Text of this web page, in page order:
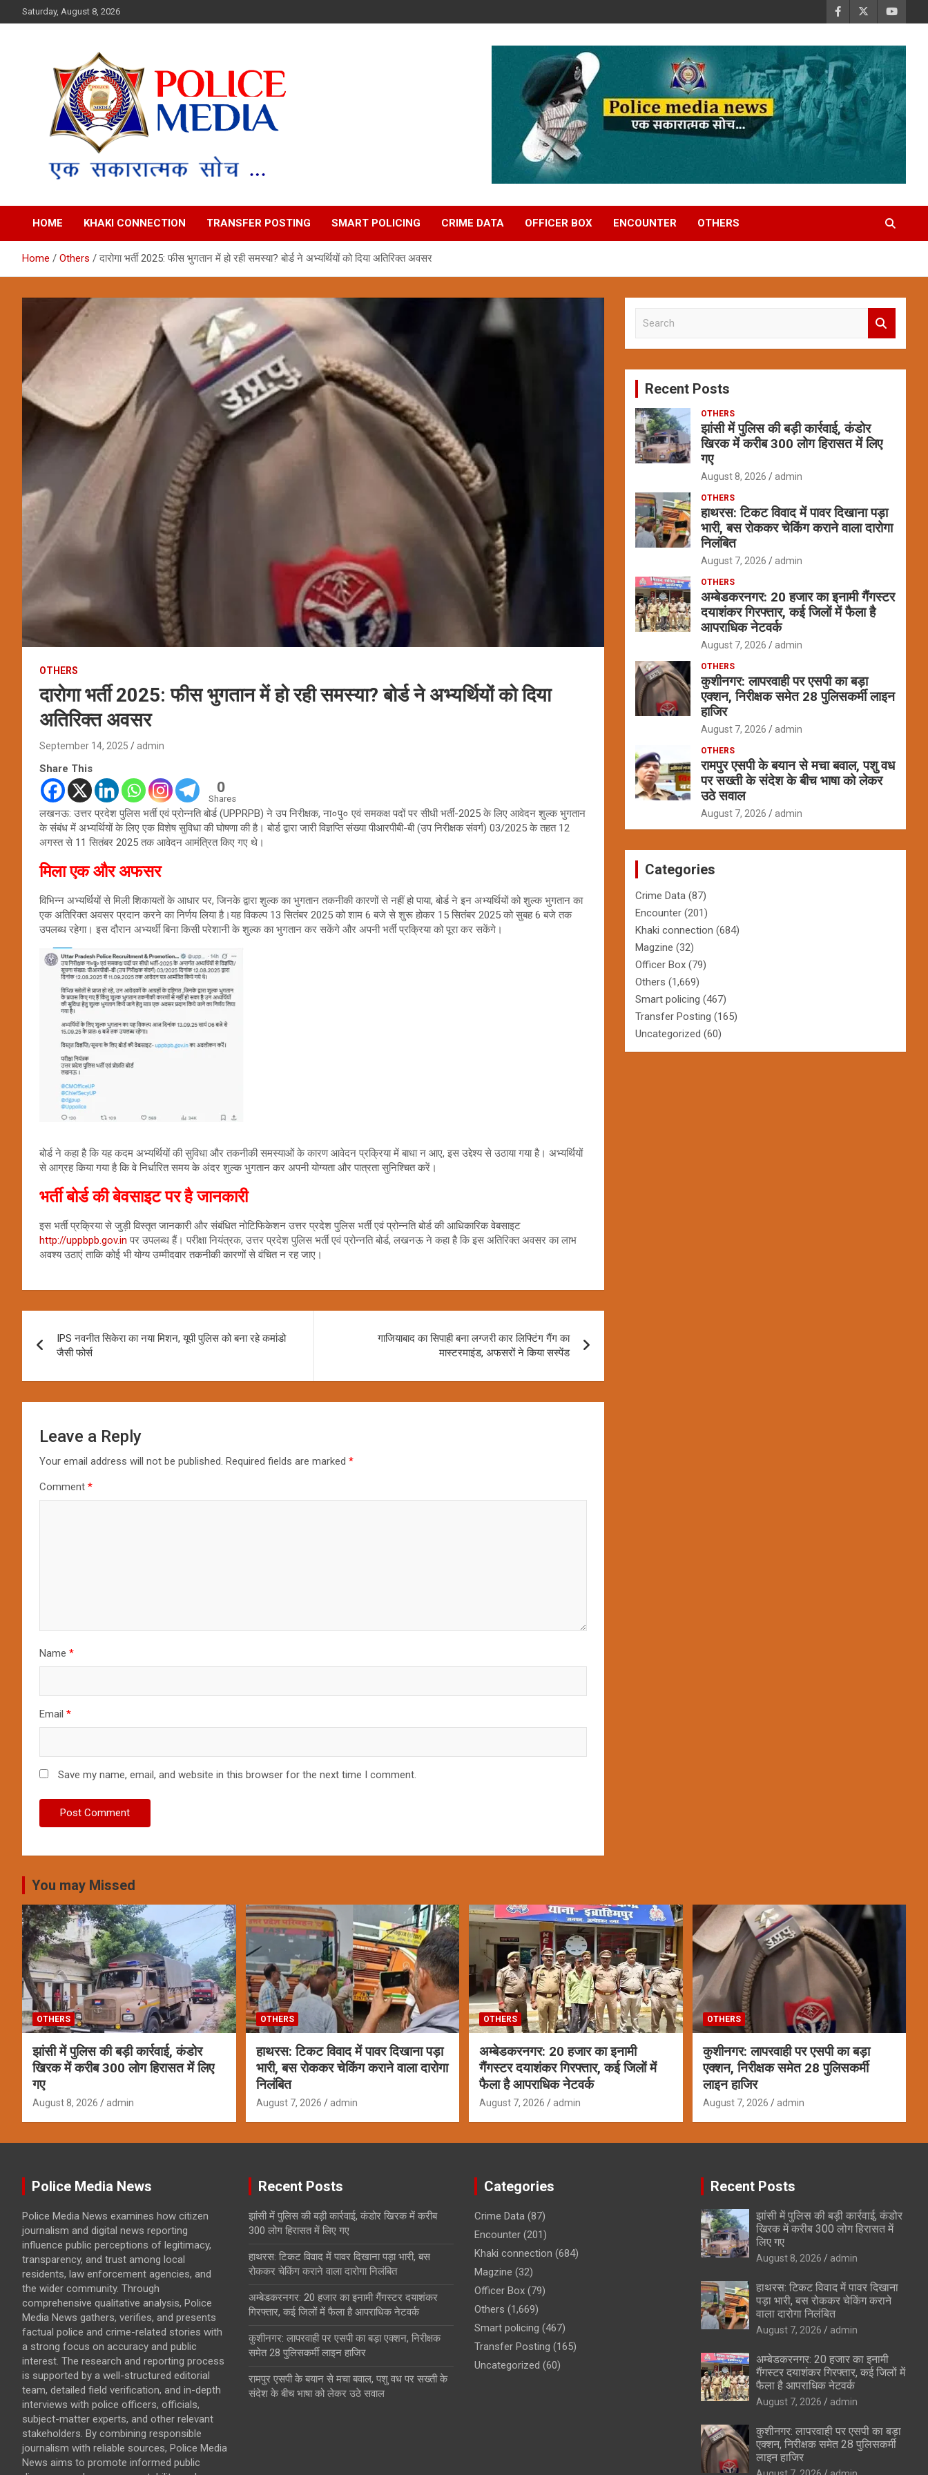
to
Saturday, August 8, 2026
Police Media News
HOME KHAKI CONNECTION TRANSFER POSTING SMART POLICING CRIME DATA OFFICER BOX ENCOUNTER OTHERS
Home Others दारोगा भर्ती 2025: फीस भुगतान में हो रही समस्या? बोर्ड ने अभ्यर्थियों को दिया अतिरिक्त अवसर
OTHERS
दारोगा भर्ती 2025: फीस भुगतान में हो रही समस्या? बोर्ड ने अभ्यर्थियों को दिया
अतिरिक्त अवसर
September 14, 2025 admin
Share This
0
Shares
लखनऊ: उत्तर प्रदेश पुलिस भर्ती एवं प्रोन्नति बोर्ड (UPPRPB) ने उप निरीक्षक, ना०पु० एवं समकक्ष पदों पर सीधी भर्ती-2025 के लिए आवेदन शुल्क भुगतान
के संबंध में अभ्यर्थियों के लिए एक विशेष सुविधा की घोषणा की है। बोर्ड द्वारा जारी विज्ञप्ति संख्या पीआरपीबी-बी (उप निरीक्षक संवर्ग) 03/2025 के तहत 12
अगस्त से 11 सितंबर 2025 तक आवेदन आमंत्रित किए गए थे।
मिला एक और अफसर
विभिन्न अभ्यर्थियों से मिली शिकायतों के आधार पर, जिनके द्वारा शुल्क का भुगतान तकनीकी कारणों से नहीं हो पाया, बोर्ड ने इन अभ्यर्थियों को शुल्क भुगतान का
एक अतिरिक्त अवसर प्रदान करने का निर्णय लिया है।यह विकल्प 13 सितंबर 2025 को शाम 6 बजे से शुरू होकर 15 सितंबर 2025 को सुबह 6 बजे तक
उपलब्ध रहेगा। इस दौरान अभ्यर्थी बिना किसी परेशानी के शुल्क का भुगतान कर सकेंगे और अपनी भर्ती प्रक्रिया को पूरा कर सकेंगे।
बोर्ड ने कहा है कि यह कदम अभ्यर्थियों की सुविधा और तकनीकी समस्याओं के कारण आवेदन प्रक्रिया में बाधा न आए, इस उद्देश्य से उठाया गया है। अभ्यर्थियों
से आग्रह किया गया है कि वे निर्धारित समय के अंदर शुल्क भुगतान कर अपनी योग्यता और पात्रता सुनिश्चित करें।
भर्ती बोर्ड की बेवसाइट पर है जानकारी
इस भर्ती प्रक्रिया से जुड़ी विस्तृत जानकारी और संबंधित नोटिफिकेशन उत्तर प्रदेश पुलिस भर्ती एवं प्रोन्नति बोर्ड की आधिकारिक वेबसाइट
http://uppbpb.gov.in पर उपलब्ध हैं। परीक्षा नियंत्रक, उत्तर प्रदेश पुलिस भर्ती एवं प्रोन्नति बोर्ड, लखनऊ ने कहा है कि इस अतिरिक्त अवसर का लाभ
अवश्य उठाएं ताकि कोई भी योग्य उम्मीदवार तकनीकी कारणों से वंचित न रह जाए।
navigation
IPS नवनीत सिकेरा का नया मिशन, यूपी पुलिस को बना रहे कमांडो
जैसी फोर्स
गाजियाबाद का सिपाही बना लग्जरी कार लिफ्टिंग गैंग का
मास्टरमाइंड, अफसरों ने किया सस्पेंड
Leave a Reply
Your email address will not be published. Required fields are marked *
Comment *
Name *
Email *
Save my name, email, and website in this browser for the next time I comment.
c
Recent Posts
OTHERS
झांसी में पुलिस की बड़ी कार्रवाई, कंडोर
खिरक में करीब 300 लोग हिरासत में लिए
गए
August 8, 2026 admin
OTHERS
हाथरस: टिकट विवाद में पावर दिखाना पड़ा
भारी, बस रोककर चेकिंग कराने वाला दारोगा
निलंबित
August 7, 2026 admin
OTHERS
अम्बेडकरनगर: 20 हजार का इनामी गैंगस्टर
दयाशंकर गिरफ्तार, कई जिलों में फैला है
आपराधिक नेटवर्क
August 7, 2026 admin
OTHERS
कुशीनगर: लापरवाही पर एसपी का बड़ा
एक्शन, निरीक्षक समेत 28 पुलिसकर्मी लाइन
हाजिर
August 7, 2026 admin
OTHERS
रामपुर एसपी के बयान से मचा बवाल, पशु वध
पर सख्ती के संदेश के बीच भाषा को लेकर
उठे सवाल
August 7, 2026 admin
Categories
Crime Data (87)
Encounter (201)
Khaki connection (684)
Magzine (32)
Officer Box (79)
Others (1,669)
Smart policing (467)
Transfer Posting (165)
Uncategorized (60)
You may Missed
OTHERS
झांसी में पुलिस की बड़ी कार्रवाई, कंडोर
खिरक में करीब 300 लोग हिरासत में लिए
गए
August 8, 2026 admin
OTHERS
हाथरस: टिकट विवाद में पावर दिखाना पड़ा
भारी, बस रोककर चेकिंग कराने वाला दारोगा
निलंबित
August 7, 2026 admin
OTHERS
अम्बेडकरनगर: 20 हजार का इनामी
गैंगस्टर दयाशंकर गिरफ्तार, कई जिलों में
फैला है आपराधिक नेटवर्क
August 7, 2026 admin
OTHERS
कुशीनगर: लापरवाही पर एसपी का बड़ा
एक्शन, निरीक्षक समेत 28 पुलिसकर्मी
लाइन हाजिर
August 7, 2026 admin
Police Media News
Police Media News examines how citizen
journalism and digital news reporting
influence public perceptions of legitimacy,
transparency, and trust among local
residents, law enforcement agencies, and
the wider community. Through
comprehensive qualitative analysis, Police
Media News gathers, verifies, and presents
factual police and crime-related stories with
a strong focus on accuracy and public
interest. The research and reporting process
is supported by a well-structured editorial
team, detailed field verification, and in-depth
interviews with police officers, officials,
subject-matter experts, and other relevant
stakeholders. By combining responsible
journalism with reliable sources, Police Media
News aims to promote informed public
Recent Posts
झांसी में पुलिस की बड़ी कार्रवाई, कंडोर खिरक में करीब
300 लोग हिरासत में लिए गए
हाथरस: टिकट विवाद में पावर दिखाना पड़ा भारी, बस
रोककर चेकिंग कराने वाला दारोगा निलंबित
अम्बेडकरनगर: 20 हजार का इनामी गैंगस्टर दयाशंकर
गिरफ्तार, कई जिलों में फैला है आपराधिक नेटवर्क
कुशीनगर: लापरवाही पर एसपी का बड़ा एक्शन, निरीक्षक
समेत 28 पुलिसकर्मी लाइन हाजिर
रामपुर एसपी के बयान से मचा बवाल, पशु वध पर सख्ती के
संदेश के बीच भाषा को लेकर उठे सवाल
Categories
Crime Data (87)
Encounter (201)
Khaki connection (684)
Magzine (32)
Officer Box (79)
Others (1,669)
Smart policing (467)
Transfer Posting (165)
Uncategorized (60)
Recent Posts
झांसी में पुलिस की बड़ी कार्रवाई, कंडोर
खिरक में करीब 300 लोग हिरासत में
लिए गए
August 8, 2026 admin
हाथरस: टिकट विवाद में पावर दिखाना
पड़ा भारी, बस रोककर चेकिंग कराने
वाला दारोगा निलंबित
August 7, 2026 admin
अम्बेडकरनगर: 20 हजार का इनामी
गैंगस्टर दयाशंकर गिरफ्तार, कई जिलों में
फैला है आपराधिक नेटवर्क
August 7, 2026 admin
कुशीनगर: लापरवाही पर एसपी का बड़ा
एक्शन, निरीक्षक समेत 28 पुलिसकर्मी
लाइन हाजिर